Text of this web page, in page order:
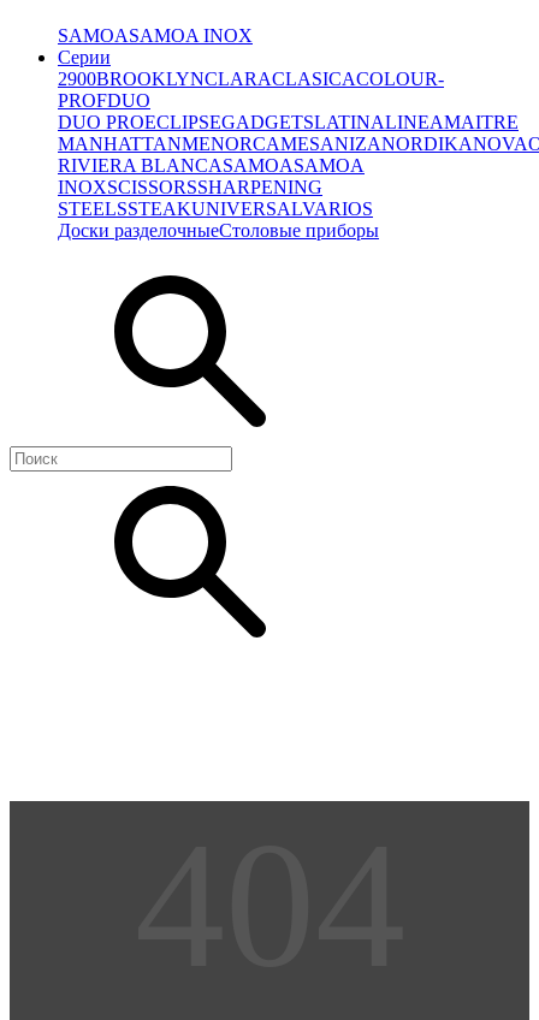
SAMOASAMOA INOX
Серии
2900BROOKLYNCLARACLASICACOLOUR-
PROFDUO
DUO PROECLIPSEGADGETSLATINALINEAMAITRE
MANHATTANMENORCAMESANIZANORDIKANOVA
RIVIERA BLANCASAMOASAMOA
INOXSCISSORSSHARPENING
STEELSSTEAKUNIVERSALVARIOS
Доски разделочныеСтоловые приборы